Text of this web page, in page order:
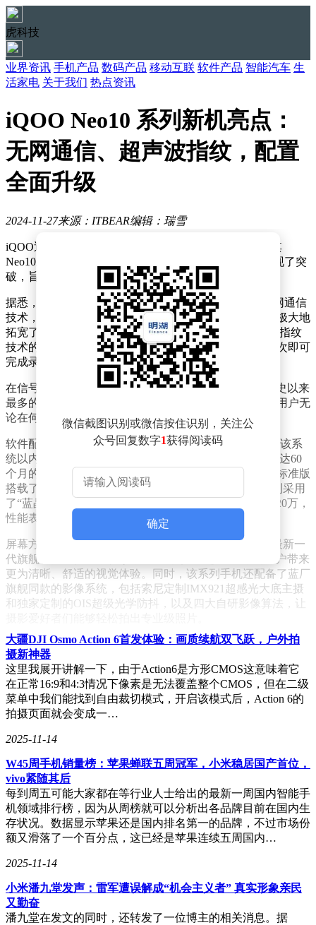
虎科技
业界资讯 手机产品 数码产品 移动互联 软件产品 智能汽车 生
活家电 关于我们 热点资讯
iQOO Neo10 系列新机亮点：
无网通信、超声波指纹，配置
全面升级
2024-11-27来源：ITBEAR编辑：瑞雪
iQOO近日再度掀起科技热潮，通过官方渠道正式预热其
Neo10系列智能手机，该系列手机在多项关键技术上实现了突
破，旨在为用户带来前所未有的使用体验。
据悉，Neo10系列将全系标配与蓝厂旗舰机型相同的无网通信
技术，这项对讲机功能能够实现公里级的无网络通讯，极大地
拓宽了用户在没有网络环境下的沟通可能性。超声波3D指纹
技术的普及也是此次新机的一大亮点，用户只需滑动一次即可
完成录入，操作更加便捷高效。
在信号接收方面，iQOO Neo10系列手机配备了iQOO有史以来
最多的天线数量，这一设计有效减少了信号盲区，确保用户无
论在何处都能享受到稳定流畅的通信服务。
软件配置上，Neo10系列将搭载全新的OriginOS 5系统，该系
统以内存高效管理和虚拟显卡2.0为核心，号称能提供长达60
个月的流畅使用体验。新机在硬件配置上也毫不逊色，标准版
搭载了骁龙8 Gen3处理器和自研电竞芯片Q2，而Pro版则采用
了“蓝晶×天玑9400”处理器组合，安兔兔综合跑分超过320万，
性能表现极为强劲。
屏幕方面，Neo10系列全系采用了8T LTPO屏幕，搭载最新一
代旗舰发光器件F1，被形象地称为“护眼超冠屏”，为用户带来
更为清晰、舒适的视觉体验。同时，该系列手机还配备了蓝厂
旗舰同款的影像系统，包括索尼定制IMX921超感光大底主摄
和独家定制的OIS超级光学防抖，以及四大自研影像算法，让
电池续航方面，Neo10 Pro版更是配备了等效6100mAh的三代
硅电池，支持120W快充和100W PPS协议快充，为用户提供了
持久的电力保障。同时，两款机型都支持直驱供电技术，进一
步提升了能效。
在设计上，Neo10系列也颇具特色。悬浮之窗设计镜头、
边框约1.4mm的超窄设计，都使得这款手机在外观上显得尤为
精致。全系标配的超声波指纹技术，不仅提升了安全性，也大
大简化了用户的解锁流程。
iQOO Neo10系列还具备行业首发的两项特性：不带散热背夹
的1.5K超分技术和144FPS超帧并发技术，这两项技术的加入
微信截图识别或微信按住识别，关注公
众号回复数字1获得阅读码
确定
大疆DJI Osmo Action 6首发体验：画质续航双飞跃，户外拍
摄新神器
这里我展开讲解一下，由于Action6是方形CMOS这意味着它
在正常16:9和4:3情况下像素是无法覆盖整个CMOS，但在二级
菜单中我们能找到自由裁切模式，开启该模式后，Action 6的
拍摄页面就会变成一…
2025-11-14
W45周手机销量榜：苹果蝉联五周冠军，小米稳居国产首位，
vivo紧随其后
每到周五可能大家都在等行业人士给出的最新一周国内智能手
机领域排行榜，因为从周榜就可以分析出各品牌目前在国内生
存状况。数据显示苹果还是国内排名第一的品牌，不过市场份
额又滑落了一个百分点，这已经是苹果连续五周国内…
2025-11-14
小米潘九堂发声：雷军遭误解成“机会主义者” 真实形象亲民
又勤奋
潘九堂在发文的同时，还转发了一位博主的相关消息。据